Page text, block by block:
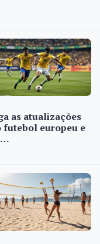
as atualizações
futebol europeu e